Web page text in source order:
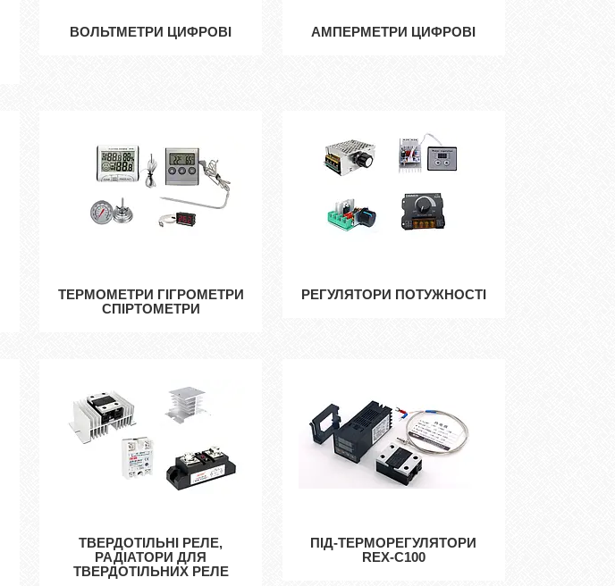
ВОЛЬТМЕТРИ ЦИФРОВІ АМПЕРМЕТРИ ЦИФРОВІ
ТЕРМОМЕТРИ ГІГРОМЕТРИ
СПІРТОМЕТРИ
РЕГУЛЯТОРИ ПОТУЖНОСТІ
ТВЕРДОТІЛЬНІ РЕЛЕ,
РАДІАТОРИ ДЛЯ
ТВЕРДОТІЛЬНИХ РЕЛЕ
ПІД-ТЕРМОРЕГУЛЯТОРИ
REX-C100